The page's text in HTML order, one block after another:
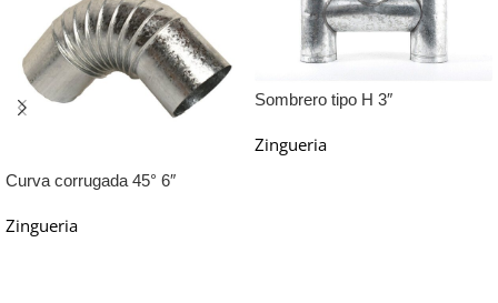
Curva corrugada 45° 6″
Zingueria
Sombrero tipo H 3″
Zingueria